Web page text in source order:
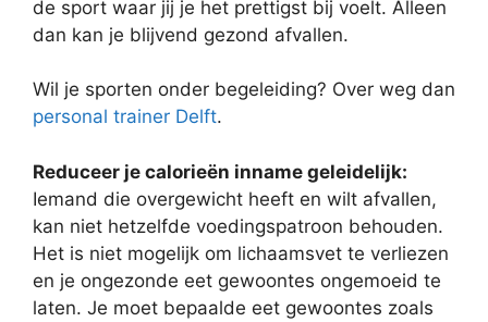
de sport waar jij je het prettigst bij voelt. Alleen
dan kan je blijvend gezond afvallen.
Wil je sporten onder begeleiding? Over weg dan
personal trainer Delft.
Reduceer je calorieën inname geleidelijk:
Iemand die overgewicht heeft en wilt afvallen,
kan niet hetzelfde voedingspatroon behouden.
Het is niet mogelijk om lichaamsvet te verliezen
en je ongezonde eet gewoontes ongemoeid te
laten. Je moet bepaalde eet gewoontes zoals